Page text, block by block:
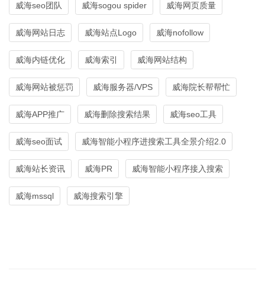
威海seo团队 威海sogou spider 威海网页质量
威海网站日志 威海站点Logo 威海nofollow
威海内链优化 威海索引 威海网站结构
威海网站被惩罚 威海服务器/VPS 威海院长帮帮忙
威海APP推广 威海删除搜索结果 威海seo工具
威海seo面试 威海智能小程序进搜索工具全景介绍2.0
威海站长资讯 威海PR 威海智能小程序接入搜索
威海mssql 威海搜索引擎